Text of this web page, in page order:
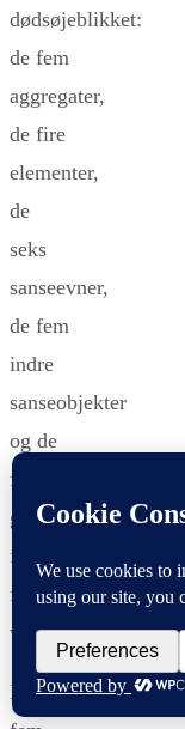
dødsøjeblikket:
de fem
aggregater,
de fire
elementer,
de
seks
sanseevner,
de fem
indre
sanseobjekter
og de
fem
grundlag
for de
fem
visdomme.
De